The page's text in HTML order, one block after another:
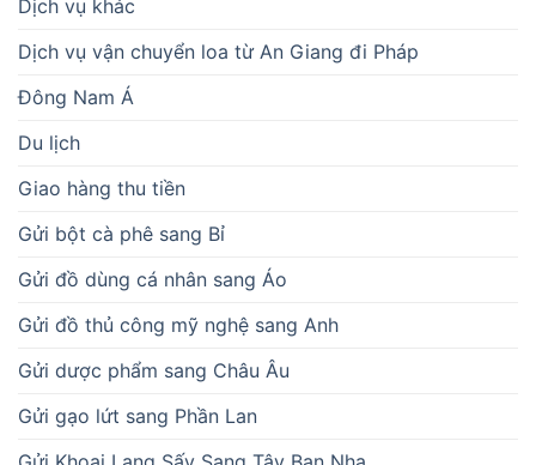
Dịch vụ khác
Dịch vụ vận chuyển loa từ An Giang đi Pháp
Đông Nam Á
Du lịch
Giao hàng thu tiền
Gửi bột cà phê sang Bỉ
Gửi đồ dùng cá nhân sang Áo
Gửi đồ thủ công mỹ nghệ sang Anh
Gửi dược phẩm sang Châu Âu
Gửi gạo lứt sang Phần Lan